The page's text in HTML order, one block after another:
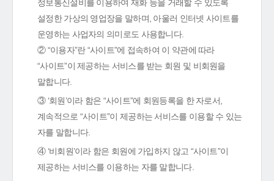
정보통신설비를 이용하여 재화 등을 거래할 수 있도록
설정한 가상의 영업장을 말하며, 아울러 인터넷 사이트를
운영하는 사업자의 의미로도 사용합니다.
② “이용자”란 “사이트”에 접속하여 이 약관에 따라
“사이트”이 제공하는 서비스를 받는 회원 및 비회원을
말합니다.
③ ‘회원’이라 함은 “사이트”에 회원등록을 한 자로서,
계속적으로 “사이트”이 제공하는 서비스를 이용할 수 있는
자를 말합니다.
④ ‘비회원’이라 함은 회원에 가입하지 않고 “사이트”이
제공하는 서비스를 이용하는 자를 말합니다.